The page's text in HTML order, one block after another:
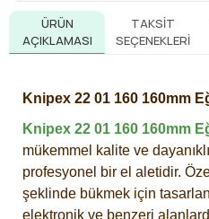
ÜRÜN
AÇIKLAMASI
TAKSIT
SEÇENEKLERI
Knipex 22 01 160 160mm
Knipex 22 01 160 160mm
mükemmel kalite ve
profesyonel bir el aletidir.
şeklinde bükmek için
elektronik ve benzeri